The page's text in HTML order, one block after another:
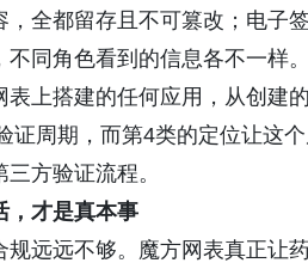
，全都留存且不可篡改；电子
不同角色看到的信息各不一样
表上搭建的任何应用，从创建
证周期，而第4类的定位让这
方验证流程。
，才是真本事
规远远不够。魔方网表真正让